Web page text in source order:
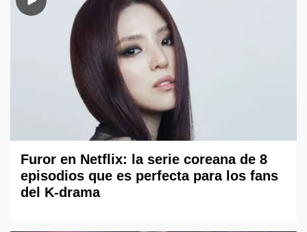
Furor en Netflix: la serie coreana de 8
episodios que es perfecta para los fans
del K-drama